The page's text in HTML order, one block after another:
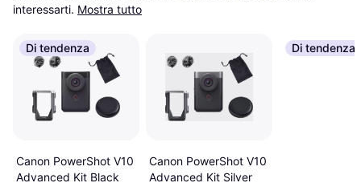
interessarti. Mostra tutto
Di tendenza
Canon PowerShot V10
Advanced Kit Black
Canon PowerShot V10
Advanced Kit Silver
Di tendenza